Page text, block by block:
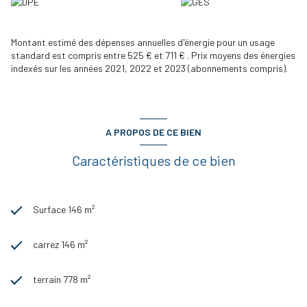
Montant estimé des dépenses annuelles d'énergie pour un usage
standard est compris entre 525 € et 711 € . Prix moyens des énergies
indexés sur les années 2021, 2022 et 2023 (abonnements compris).
A PROPOS DE CE BIEN
Caractéristiques de ce bien
Surface 146 m²
carrez 146 m²
terrain 778 m²